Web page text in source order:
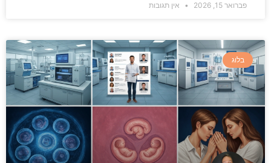
פברואר 15, 2026 אין תגובות
בלוג